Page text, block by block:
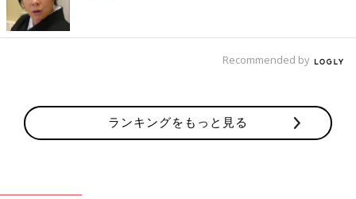
Recommended by
ランキングをもっと見る